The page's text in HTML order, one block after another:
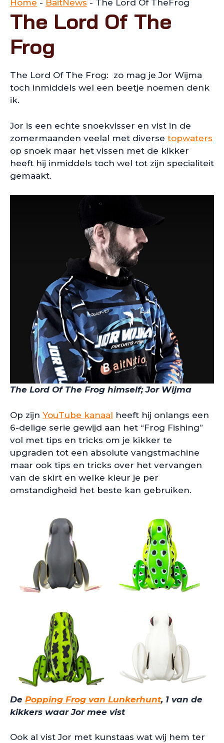
Home - BaitNews - The Lord Of TheFrog
The Lord Of The
Frog
The Lord Of The Frog: zo mag je Jor Wijma
toch inmiddels wel een beetje noemen denk
ik.
Jor is een echte snoekvisser en vist in de
zomermaanden veelal met diverse topwaters
op snoek maar het vissen met de kikker
heeft hij inmiddels toch wel tot zijn specialiteit
gemaakt.
The Lord Of The Frog himself; Jor Wijma
Op zijn YouTube kanaal heeft hij onlangs een
6-delige serie gewijd aan het “Frog Fishing”
vol met tips en tricks om je kikker te
upgraden tot een absolute vangstmachine
maar ook tips en tricks over het vervangen
van de skirt en welke kleur je per
omstandigheid het beste kan gebruiken.
De Popping Frog van Lunkerhunt, 1 van de
kikkers waar Jor mee vist
Ook al vist Jor met kunstaas wat wij hem ter